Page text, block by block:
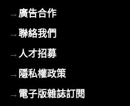
→廣告合作
→聯絡我們
→人才招募
→隱私權政策
→電子版雜誌訂閱